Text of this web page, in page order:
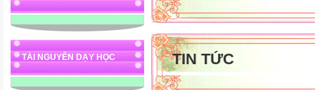
TÀI NGUYÊN DẠY HỌC TIN TỨC